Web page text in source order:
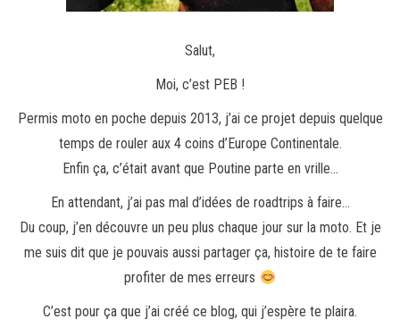
Salut,
Moi, c’est PEB !
Permis moto en poche depuis 2013, j’ai ce projet depuis quelque
temps de rouler aux 4 coins d’Europe Continentale.
Enfin ça, c’était avant que Poutine parte en vrille…
En attendant, j’ai pas mal d’idées de roadtrips à faire…
Du coup, j’en découvre un peu plus chaque jour sur la moto. Et je
me suis dit que je pouvais aussi partager ça, histoire de te faire
profiter de mes erreurs
C’est pour ça que j’ai créé ce blog, qui j’espère te plaira.